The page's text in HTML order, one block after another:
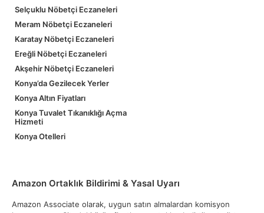
Selçuklu Nöbetçi Eczaneleri
Meram Nöbetçi Eczaneleri
Karatay Nöbetçi Eczaneleri
Ereğli Nöbetçi Eczaneleri
Akşehir Nöbetçi Eczaneleri
Konya’da Gezilecek Yerler
Konya Altın Fiyatları
Konya Tuvalet Tıkanıklığı Açma
Hizmeti
Konya Otelleri
Amazon Ortaklık Bildirimi & Yasal Uyarı
Amazon Associate olarak, uygun satın almalardan komisyon